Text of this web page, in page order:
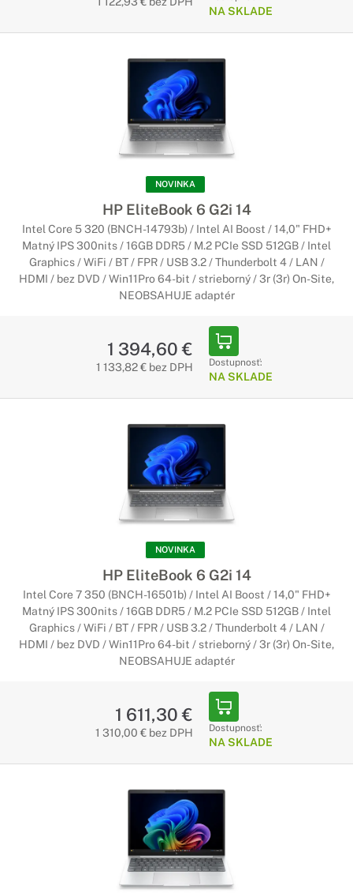
NA SKLADE
NOVINKA
HP EliteBook 6 G2i 14
Intel Core 5 320 (BNCH-14793b) / Intel AI Boost / 14,0" FHD+
Matný IPS 300nits / 16GB DDR5 / M.2 PCIe SSD 512GB / Intel
Graphics / WiFi / BT / FPR / USB 3.2 / Thunderbolt 4 / LAN /
HDMI / bez DVD / Win11Pro 64-bit / strieborný / 3r (3r) On-Site,
NEOBSAHUJE adaptér
1 394,60 €
1 133,82 € bez DPH Dostupnosť:
NA SKLADE
NOVINKA
HP EliteBook 6 G2i 14
Intel Core 7 350 (BNCH-16501b) / Intel AI Boost / 14,0" FHD+
Matný IPS 300nits / 16GB DDR5 / M.2 PCIe SSD 512GB / Intel
Graphics / WiFi / BT / FPR / USB 3.2 / Thunderbolt 4 / LAN /
HDMI / bez DVD / Win11Pro 64-bit / strieborný / 3r (3r) On-Site,
NEOBSAHUJE adaptér
1 611,30 €
1 310,00 € bez DPH Dostupnosť:
NA SKLADE